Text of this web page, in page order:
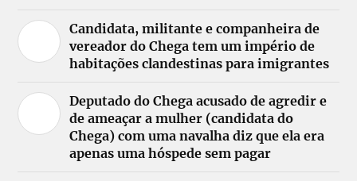
Candidata, militante e companheira de
vereador do Chega tem um império de
habitações clandestinas para imigrantes
Deputado do Chega acusado de agredir e
de ameaçar a mulher (candidata do
Chega) com uma navalha diz que ela era
apenas uma hóspede sem pagar